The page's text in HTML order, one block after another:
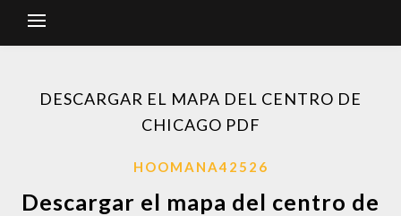
DESCARGAR EL MAPA DEL CENTRO DE
CHICAGO PDF
HOOMANA42526
Descargar el mapa del centro de